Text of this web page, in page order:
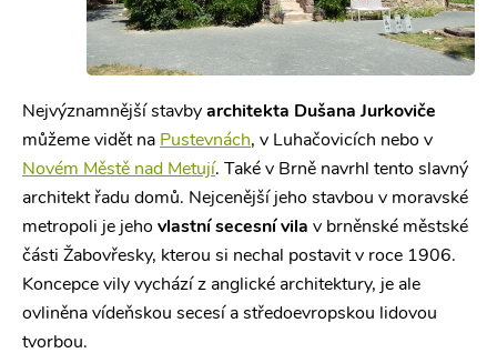
Nejvýznamnější stavby architekta Dušana Jurkoviče
můžeme vidět na Pustevnách, v Luhačovicích nebo v
Novém Městě nad Metují. Také v Brně navrhl tento slavný
architekt řadu domů. Nejcenější jeho stavbou v moravské
metropoli je jeho vlastní secesní vila v brněnské městské
části Žabovřesky, kterou si nechal postavit v roce 1906.
Koncepce vily vychází z anglické architektury, je ale
ovliněna vídeňskou secesí a středoevropskou lidovou
tvorbou.